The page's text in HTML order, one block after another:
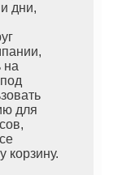
дни,
на
для
корзину.